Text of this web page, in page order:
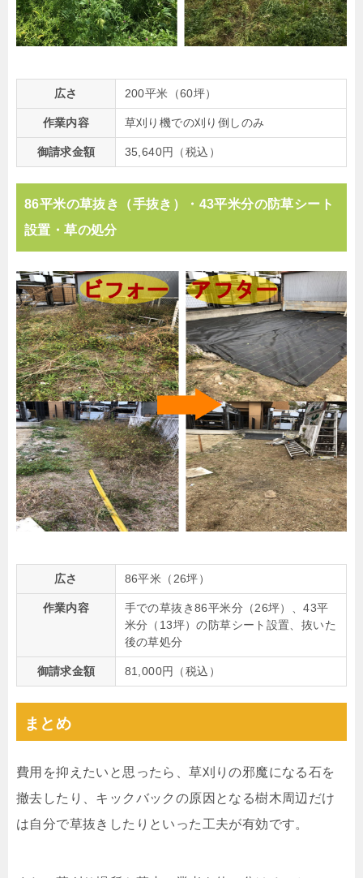
広さ 200平米（60坪）
作業内容 草刈り機での刈り倒しのみ
御請求金額 35,640円（税込）
86平米の草抜き（手抜き）・43平米分の防草シート
設置・草の処分
広さ 86平米（26坪）
作業内容
手での草抜き86平米分（26坪）、43平
米分（13坪）の防草シート設置、抜いた
後の草処分
御請求金額 81,000円（税込）
まとめ
費用を抑えたいと思ったら、草刈りの邪魔になる石を
撤去したり、キックバックの原因となる樹木周辺だけ
は自分で草抜きしたりといった工夫が有効です。